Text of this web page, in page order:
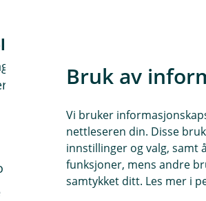
- en naturlig del av våre
som ikke vet at rettshjelp er
nemlig en del av forsikringen for
Bruk av
Vi bruker
nettleseren din. Disse
innstillinger og valg, samt
funksjoner, mens andre
samtykket ditt. Les mer i